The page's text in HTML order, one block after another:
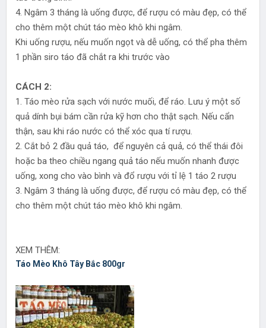
4. Ngâm 3 tháng là uống được, để rượu có màu đẹp, có thể
cho thêm một chút táo mèo khô khi ngâm.
Khi uống rượu, nếu muốn ngọt và dễ uống, có thể pha thêm
1 phần siro táo đã chắt ra khi trước vào
CÁCH 2:
1. Táo mèo rửa sạch với nước muối, để ráo. Lưu ý một số
quả dính bụi bám cần rửa kỹ hơn cho thật sạch. Nếu cẩn
thận, sau khi ráo nước có thể xóc qua tí rượu.
2. Cắt bỏ 2 đầu quả táo, để nguyên cả quả, có thể thái đôi
hoặc ba theo chiều ngang quả táo nếu muốn nhanh được
uống, xong cho vào bình và đổ rượu với tỉ lệ 1 táo 2 rượu
3. Ngâm 3 tháng là uống được, để rượu có màu đẹp, có thể
cho thêm một chút táo mèo khô khi ngâm.
XEM THÊM:
Táo Mèo Khô Tây Bắc 800gr